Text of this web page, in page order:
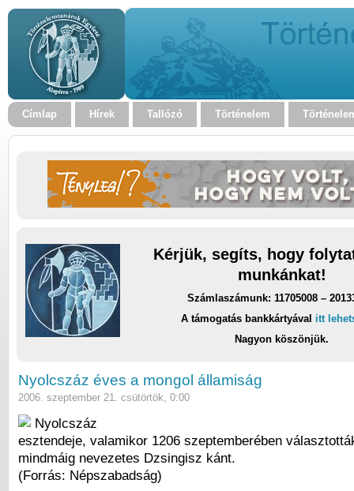
Címlap Hírek Tallózó Történelem
Kérjük, segíts, hogy
munkánkat!
Számlaszámunk: 11705008 –
A támogatás bankkártyával itt
Nagyon köszönjük.
Nyolcszáz éves a mongol államiság
2006. szeptember 21. csütörtök, 0:00
Nyolcszáz
esztendeje, valamikor 1206 szeptemberében
mindmáig nevezetes Dzsingisz kánt.
(Forrás: Népszabadság)